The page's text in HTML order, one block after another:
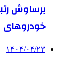
برساوش
خودروهای
۱۴۰۴/۰۴/۲۳